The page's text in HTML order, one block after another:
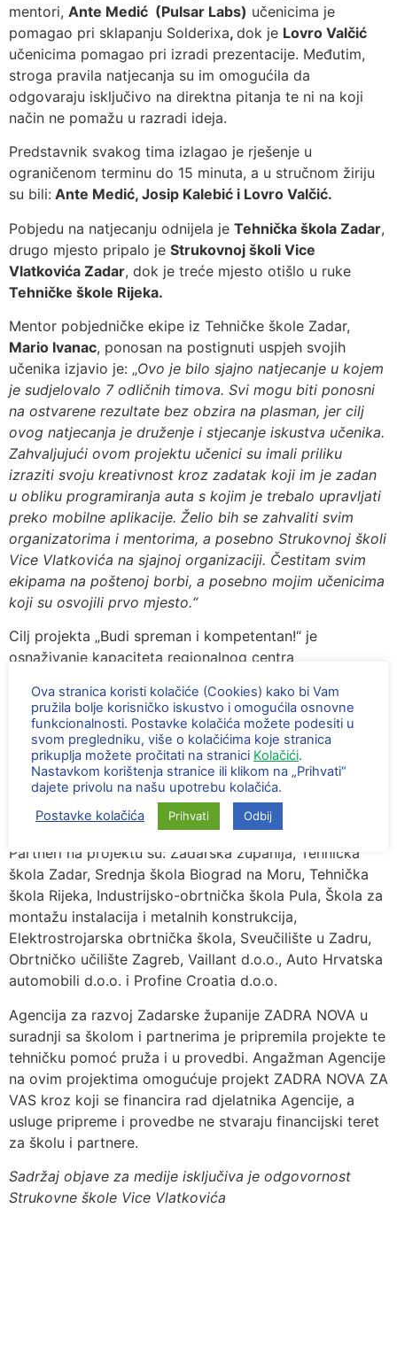
mentori, Ante Medić (Pulsar Labs) učenicima je
pomagao pri sklapanju Solderixa, dok je Lovro Valčić
učenicima pomagao pri izradi prezentacije. Međutim,
stroga pravila natjecanja su im omogućila da
odgovaraju isključivo na direktna pitanja te ni na koji
način ne pomažu u razradi ideja.
Predstavnik svakog tima izlagao je rješenje u
ograničenom terminu do 15 minuta, a u stručnom žiriju
su bili: Ante Medić, Josip Kalebić i Lovro Valčić.
Pobjedu na natjecanju odnijela je Tehnička škola Zadar,
drugo mjesto pripalo je Strukovnoj školi Vice
Vlatkovića Zadar, dok je treće mjesto otišlo u ruke
Tehničke škole Rijeka.
Mentor pobjedničke ekipe iz Tehničke škole Zadar,
Mario Ivanac, ponosan na postignuti uspjeh svojih
učenika izjavio je: „Ovo je bilo sjajno natjecanje u kojem
je sudjelovalo 7 odličnih timova. Svi mogu biti ponosni
na ostvarene rezultate bez obzira na plasman, jer cilj
ovog natjecanja je druženje i stjecanje iskustva učenika.
Zahvaljujući ovom projektu učenici su imali priliku
izraziti svoju kreativnost kroz zadatak koji im je zadan
u obliku programiranja auta s kojim je trebalo upravljati
preko mobilne aplikacije. Želio bih se zahvaliti svim
organizatorima i mentorima, a posebno Strukovnoj školi
Vice Vlatkovića na sjajnoj organizaciji. Čestitam svim
ekipama na poštenoj borbi, a posebno mojim učenicima
koji su osvojili prvo mjesto.“
Cilj projekta „Budi spreman i kompetentan!“ je
osnaživanje kapaciteta regionalnog centra
obrazovanja odraslih i one za provedbu redovitog
strukovnog obrazovanja.
Projekt se provodi u okviru Operativnog programa
Učinkoviti ljudski potencijali 2014.-2020. Vrijednost
projekta iznosi 4.471.853,76 eura uz 100% EU
financiranje kroz Europski socijalni fond.
Partneri na projektu su: Zadarska županija, Tehnička
škola Zadar, Srednja škola Biograd na Moru, Tehnička
škola Rijeka, Industrijsko-obrtnička škola Pula, Škola za
montažu instalacija i metalnih konstrukcija,
Elektrostrojarska obrtnička škola, Sveučilište u Zadru,
Obrtničko učilište Zagreb, Vaillant d.o.o., Auto Hrvatska
automobili d.o.o. i Profine Croatia d.o.o.
Agencija za razvoj Zadarske županije ZADRA NOVA u
suradnji sa školom i partnerima je pripremila projekte te
tehničku pomoć pruža i u provedbi. Angažman Agencije
na ovim projektima omogućuje projekt ZADRA NOVA ZA
VAS kroz koji se financira rad djelatnika Agencije, a
usluge pripreme i provedbe ne stvaraju financijski teret
za školu i partnere.
Sadržaj objave za medije isključiva je odgovornost
Strukovne škole Vice Vlatkovića
Ova stranica koristi kolačiće (Cookies) kako bi Vam
pružila bolje korisničko iskustvo i omogućila osnovne
funkcionalnosti. Postavke kolačića možete podesiti u
svom pregledniku, više o kolačićima koje stranica
prikuplja možete pročitati na stranici Kolačići.
Nastavkom korištenja stranice ili klikom na „Prihvati“
dajete privolu na našu upotrebu kolačića.
Postavke kolačića
Prihvati Odbij